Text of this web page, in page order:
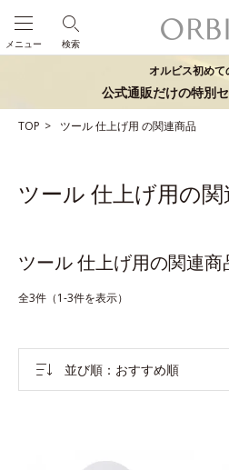
検索
メニュー
オルビス初めて
公式通販だけの特別
TOP ツール仕上げ用 の関連商品
ツール 仕上げ用の
ツール 仕上げ用の関連
全3件（1-3件を表示）
並び順 おすすめ順